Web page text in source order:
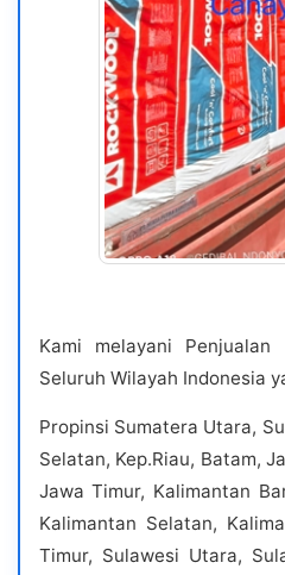
Kami melayani
Seluruh Wilayah Indonesia
Propinsi Sumatera Utara,
Selatan, Kep.Riau, Batam,
Jawa Timur, Kalimantan
Kalimantan Selatan,
Timur, Sulawesi Utara,